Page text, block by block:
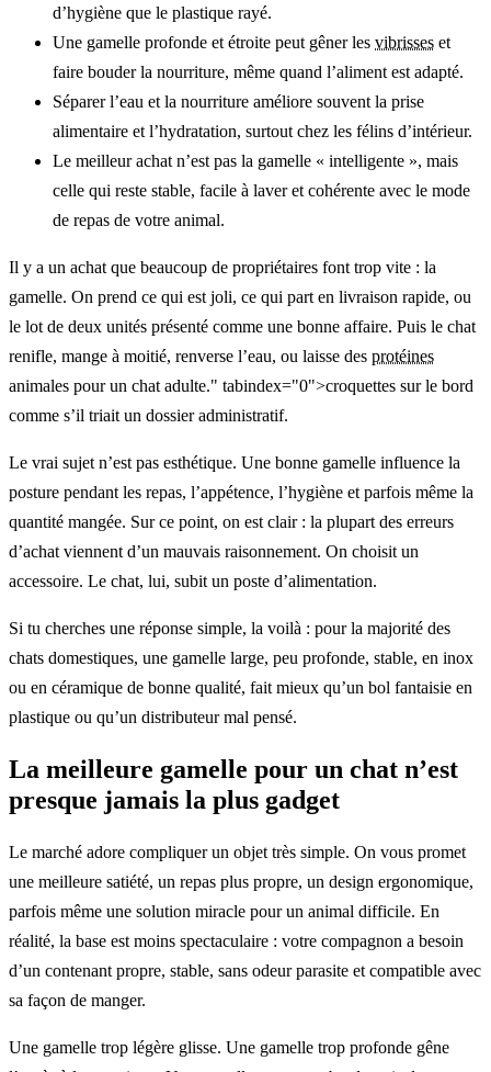
d’hygiène que le plastique rayé.
Une gamelle profonde et étroite peut gêner les vibrisses et
faire bouder la nourriture, même quand l’aliment est adapté.
Séparer l’eau et la nourriture améliore souvent la prise
alimentaire et l’hydratation, surtout chez les félins d’intérieur.
Le meilleur achat n’est pas la gamelle « intelligente », mais
celle qui reste stable, facile à laver et cohérente avec le mode
de repas de votre animal.
Il y a un achat que beaucoup de propriétaires font trop vite : la
gamelle. On prend ce qui est joli, ce qui part en livraison rapide, ou
le lot de deux unités présenté comme une bonne affaire. Puis le chat
renifle, mange à moitié, renverse l’eau, ou laisse des protéines
animales pour un chat adulte." tabindex="0">croquettes sur le bord
comme s’il triait un dossier administratif.
Le vrai sujet n’est pas esthétique. Une bonne gamelle influence la
posture pendant les repas, l’appétence, l’hygiène et parfois même la
quantité mangée. Sur ce point, on est clair : la plupart des erreurs
d’achat viennent d’un mauvais raisonnement. On choisit un
accessoire. Le chat, lui, subit un poste d’alimentation.
Si tu cherches une réponse simple, la voilà : pour la majorité des
chats domestiques, une gamelle large, peu profonde, stable, en inox
ou en céramique de bonne qualité, fait mieux qu’un bol fantaisie en
plastique ou qu’un distributeur mal pensé.
La meilleure gamelle pour un chat n’est
presque jamais la plus gadget
Le marché adore compliquer un objet très simple. On vous promet
une meilleure satiété, un repas plus propre, un design ergonomique,
parfois même une solution miracle pour un animal difficile. En
réalité, la base est moins spectaculaire : votre compagnon a besoin
d’un contenant propre, stable, sans odeur parasite et compatible avec
sa façon de manger.
Une gamelle trop légère glisse. Une gamelle trop profonde gêne